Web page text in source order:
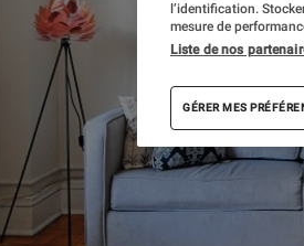
l’identification.
mesure de
Liste de nos
GÉRER MES